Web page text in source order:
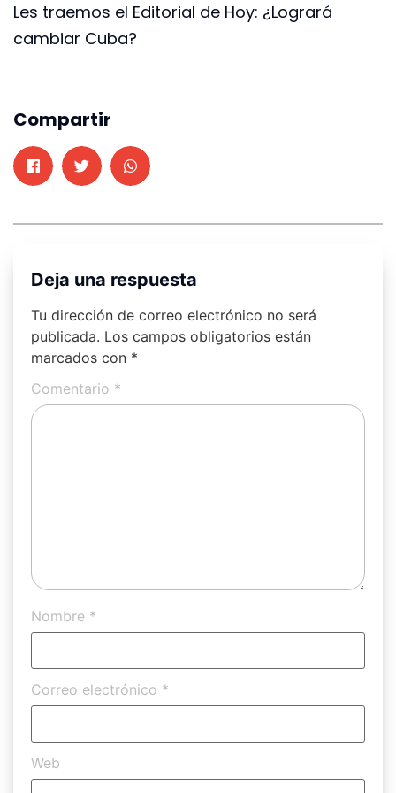
Les traemos el Editorial de Hoy: ¿Logrará
cambiar Cuba?
Compartir
Deja una respuesta
Tu dirección de correo electrónico no será
publicada. Los campos obligatorios están
marcados con *
Comentario *
Nombre *
Correo electrónico *
Web